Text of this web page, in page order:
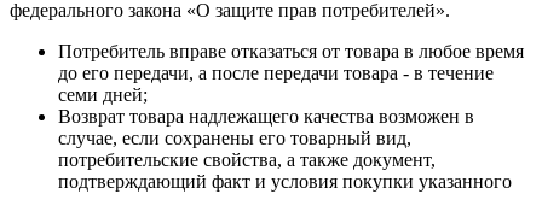
федерального закона «О защите прав потребителей».
Потребитель вправе отказаться от товара в любое время
до его передачи, а после передачи товара - в течение
семи дней;
Возврат товара надлежащего качества возможен в
случае, если сохранены его товарный вид,
потребительские свойства, а также документ,
подтверждающий факт и условия покупки указанного